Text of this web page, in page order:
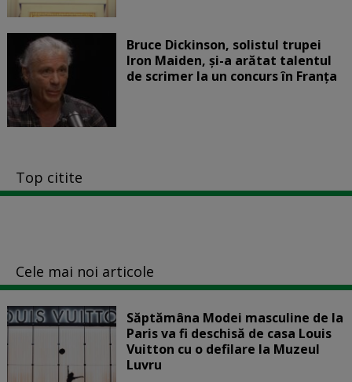
Bruce Dickinson, solistul trupei
Iron Maiden, şi-a arătat talentul
de scrimer la un concurs în Franţa
Top citite
Cele mai noi articole
Săptămâna Modei masculine de la
Paris va fi deschisă de casa Louis
Vuitton cu o defilare la Muzeul
Luvru